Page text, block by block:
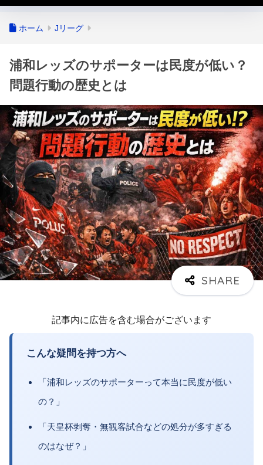
ホーム Jリーグ
浦和レッズのサポーターは民度が低い？
問題行動の歴史とは
記事内に広告を含む場合がございます
こんな疑問を持つ方へ
「浦和レッズのサポーターって本当に民度が低い
の？」
「天皇杯剥奪・無観客試合などの処分が多すぎる
のはなぜ？」